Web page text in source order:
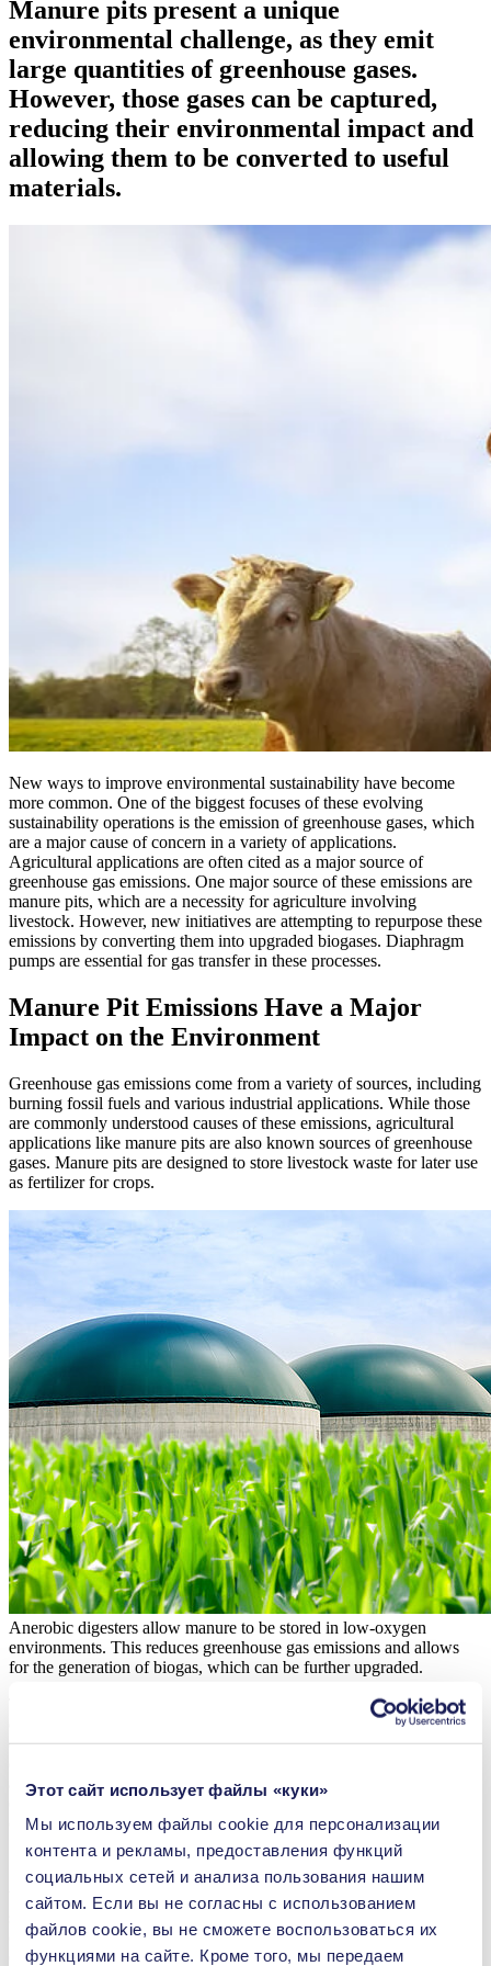
Этот сайт использует файлы «куки»
Мы используем файлы сookie для персонализации
контента и рекламы, предоставления функций
социальных сетей и анализа пользования нашим
сайтом. Если вы не согласны с использованием
файлов cookie, вы не сможете воспользоваться их
функциями на сайте. Кроме того, мы передаем
Manure pits present a unique
environmental challenge, as they emit
large quantities of greenhouse gases.
However, those gases can be captured,
reducing their environmental impact and
allowing them to be converted to useful
materials.
New ways to improve environmental sustainability have become
more common. One of the biggest focuses of these evolving
sustainability operations is the emission of greenhouse gases, which
are a major cause of concern in a variety of applications.
Agricultural applications are often cited as a major source of
greenhouse gas emissions. One major source of these emissions are
manure pits, which are a necessity for agriculture involving
livestock. However, new initiatives are attempting to repurpose these
emissions by converting them into upgraded biogases. Diaphragm
pumps are essential for gas transfer in these processes.
Manure Pit Emissions Have a Major
Impact on the Environment
Greenhouse gas emissions come from a variety of sources, including
burning fossil fuels and various industrial applications. While those
are commonly understood causes of these emissions, agricultural
applications like manure pits are also known sources of greenhouse
gases. Manure pits are designed to store livestock waste for later use
as fertilizer for crops.
Anerobic digesters allow manure to be stored in low-oxygen
environments. This reduces greenhouse gas emissions and allows
for the generation of biogas, which can be further upgraded.
Typically, manure is either stored as a solid in above ground basins
or as a liquid slurry in under floor pits. The low oxygen
environments in these under floor pits produce biogas, which can be
also reducing odors and overall emissions. Many agricultural
operations have started replacing these styles of manure pits with
oxygen-free, or anerobic, storage solutions called digesters.
While they are essential in agricultural operations, manure pits emit
oxide (N2O) and methane (CH4). This is due to the high oxygen
environments of these pits, which leads to aerobic decomposition of